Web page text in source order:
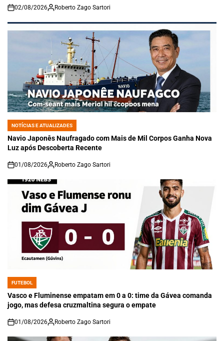
on
02/08/2026 Roberto Zago Sartori
POSTED
IN
NOTÍCIAS E ATUALIZADES
Navio Japonês Naufragado com Mais de Mil Corpos Ganha Nova
Luz após Descoberta Recente
on
01/08/2026 Roberto Zago Sartori
POSTED
IN
FUTEBOL
Vasco e Fluminense empatam em 0 a 0: time da Gávea comanda
jogo, mas defesa cruzmaltina segura o empate
on
01/08/2026 Roberto Zago Sartori